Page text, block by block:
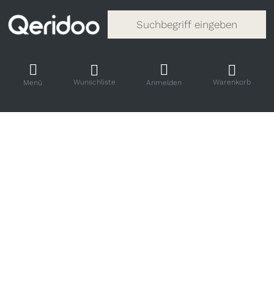
Menü Wunschliste Anmelden Warenkorb